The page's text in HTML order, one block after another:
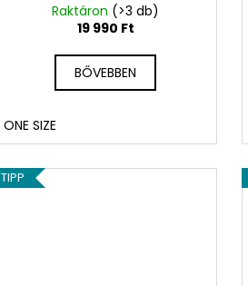
Raktáron (>3 db)
19 990 Ft
BŐVEBBEN
ONE SIZE
TIPP